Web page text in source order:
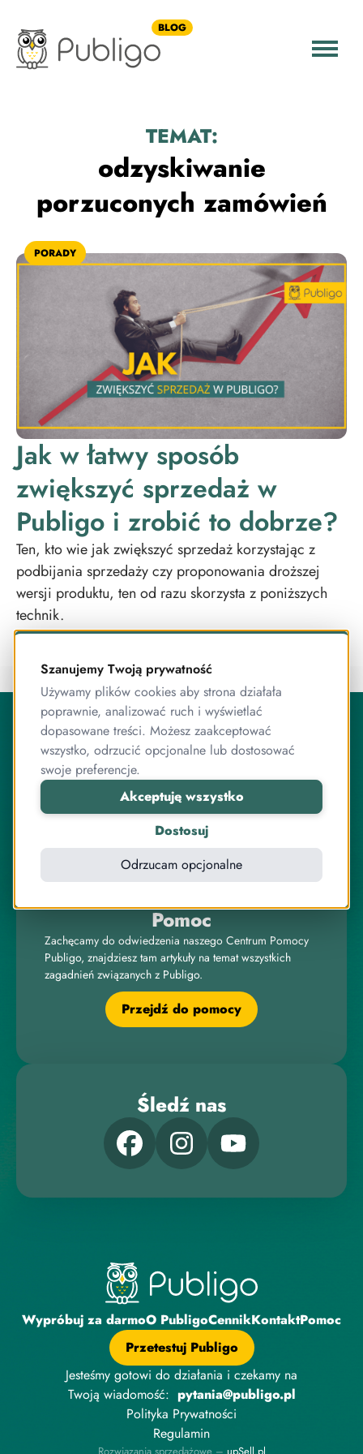
BLOG
TEMAT:
odzyskiwanie
porzuconych zamówień
PORADY
Jak w łatwy sposób
zwiększyć sprzedaż w
Publigo i zrobić to dobrze?
Ten, kto wie jak zwiększyć sprzedaż korzystając z
podbijania sprzedaży czy proponowania droższej
wersji produktu, ten od razu skorzysta z poniższych
technik.
O Publigo
Publigo to rozwiązanie opracowane przez stabilny
zespół przyjaciół, którzy jednocześnie są ekspertami od
programowania.
Pracujemy razem od lat, zarówno przy systemie
sprzedaży kursów, jak i wielu innych projektach
związanych z internetem, IT, elektroniką czy sprzedażą
Pomoc
Zachęcamy do odwiedzenia naszego Centrum Pomocy
Publigo, znajdziesz tam artykuły na temat wszystkich
zagadnień związanych z Publigo.
Przejdź do pomocy
Śledź nas
Wypróbuj za darmoO PubligoCennikKontaktPomoc
Przetestuj Publigo
Jesteśmy gotowi do działania i czekamy na
Twoją wiadomość: pytania@publigo.pl
Polityka Prywatności
Regulamin
Szanujemy Twoją prywatność
Używamy plików cookies aby strona działała
poprawnie, analizować ruch i wyświetlać
dopasowane treści. Możesz zaakceptować
wszystko, odrzucić opcjonalne lub dostosować
swoje preferencje.
Akceptuję wszystko
Dostosuj
Odrzucam opcjonalne